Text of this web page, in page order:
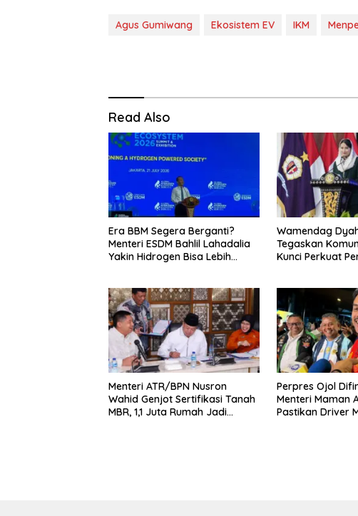
Agus Gumiwang Ekosistem EV IKM
Read Also
Era BBM Segera Berganti?
Menteri ESDM Bahlil Lahadalia
Yakin Hidrogen Bisa Lebih
Wamendag
Tegaskan
Kunci Perkuat
Menteri ATR/BPN Nusron
Wahid Genjot Sertifikasi Tanah
MBR, 1,1 Juta Rumah Jadi
Perpres Ojol
Menteri Maman
Pastikan Driver